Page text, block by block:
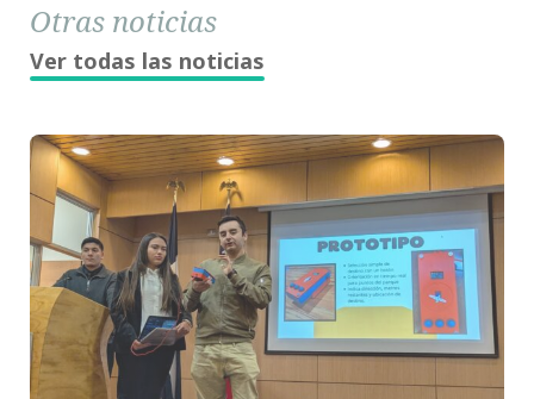
Otras noticias
Ver todas las noticias